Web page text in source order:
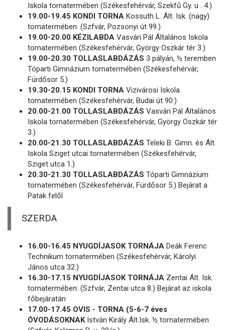
Iskola tornatermében (Székesfehérvár, Szekfű Gy. u . 4.)
19.00-19.45 KONDI TORNA Kossuth L. Ált. Isk. (nagy)
tornatermében: (Szfvár, Pozsonyi út 99.)
19.00-20.00 KÉZILABDA Vasvári Pál Általános Iskola
tornatermében (Székesfehérvár, György Oszkár tér 3.)
19.00-20.30 TOLLASLABDÁZÁS 3 pályán, ½ teremben
Tóparti Gimnázium tornatermében (Székesfehérvár,
Fürdősor 5.)
19.30-20.15 KONDI TORNA Vizivárosi Iskola
tornatermében (Székesfehérvár, Budai út 90.)
20.00-21.00 TOLLASLABDÁZÁS Vasvári Pál Általános
Iskola tornatermében (Székesfehérvár, György Oszkár tér
3.)
20.00-21.30 TOLLASLABDÁZÁS Teleki B. Gimn. és Ált.
Iskola Sziget utcai tornatermében (Székesfehérvár,
Sziget utca 1.)
20.30-21.30 TOLLASLABDÁZÁS Tóparti Gimnázium
tornatermében (Székesfehérvár, Fürdősor 5.) Bejárat a
Patak felől
SZERDA
16.00-16.45 NYUGDÍJASOK TORNÁJA Deák Ferenc
Technikum tornatermében (Székesfehérvár, Károlyi
János utca 32.)
16.30-17.15 NYUGDÍJASOK TORNÁJA Zentai Ált. Isk.
tornatermében: (Szfvár, Zentai utca 8.) Bejárat az iskola
főbejáratán
17.00-17.45 OVIS - TORNA (5-6-7 éves
ÓVODÁSOKNAKIstván Király Ált.Isk. ½ tornatermében